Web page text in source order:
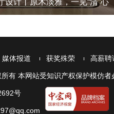
设计丨原木淡雅，一见“清”心
媒体报道 获奖殊荣 高薪聘
有 本网站受知识产权保护模仿者
号